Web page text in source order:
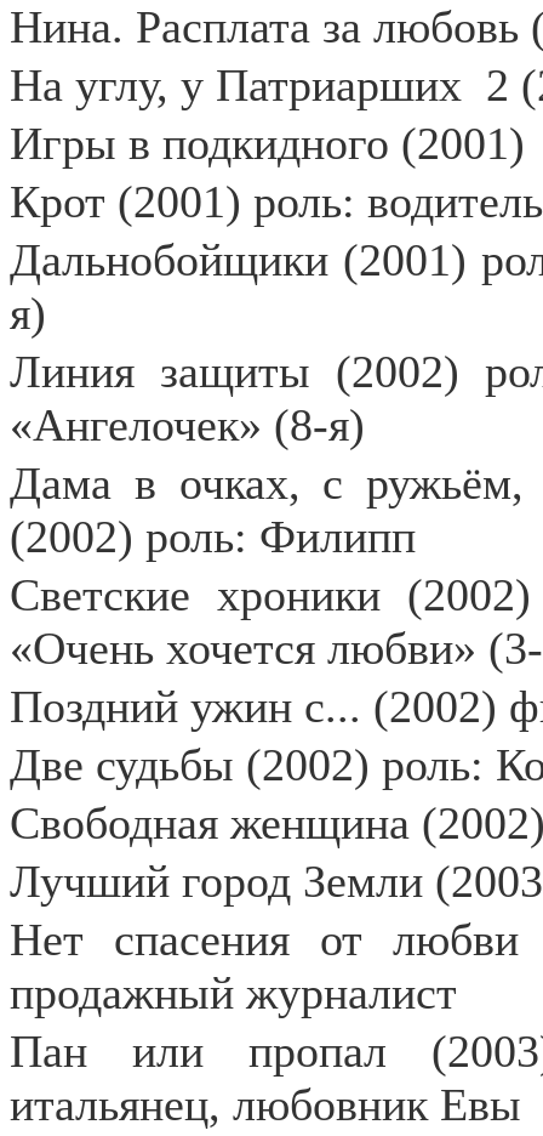
Нина. Расплата за любовь
На углу, у Патриарших 2
Игры в подкидного (2001)
Крот (2001) роль:
Дальнобойщики (2001)
я)
Линия защиты (2002)
«Ангелочек» (8-я)
Дама в очках, с ружьём,
(2002) роль: Филипп
Светские хроники
«Очень хочется любви»
Поздний ужин с... (2002)
Две судьбы (2002) роль:
Свободная женщина
Лучший город Земли
Нет спасения от любви
продажный журналист
Пан или пропал
итальянец, любовник Евы